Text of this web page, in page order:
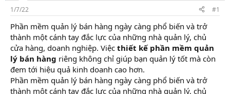
t
a
r
t
e
r
1/7/22 #1
Phần mềm quản lý bán hàng ngày càng phổ biến và trở
thành một cánh tay đắc lực của những nhà quản lý, chủ
cửa hàng, doanh nghiệp. Việc thiết kế phần mềm quản
lý bán hàng riêng không chỉ giúp bạn quản lý tốt mà còn
đem tới hiệu quả kinh doanh cao hơn.
Phần mềm quản lý bán hàng ngày càng phổ biến và trở
thành một cánh tay đắc lực của những nhà quản lý, chủ